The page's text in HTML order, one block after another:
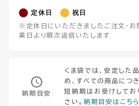
定休日 祝日
※定休日にいただきましたご注文・お
業日より順次返信いたします
納期目安
くま袋では、安定した
め、すべての商品につ
短納期はお受けしてお
さい。納期目安はこちら